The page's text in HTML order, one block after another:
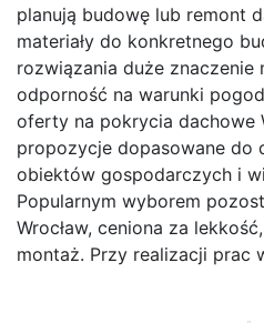
planują budowę lub remont
materiały do konkretnego
rozwiązania duże znaczenie
odporność na warunki
oferty na pokrycia dachowe
propozycje dopasowane do
obiektów gospodarczych i
Popularnym wyborem
Wrocław, ceniona za
montaż. Przy realizacji prac